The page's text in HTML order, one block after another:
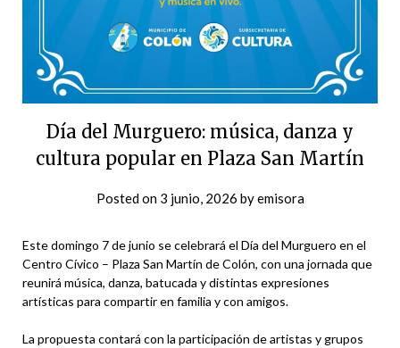
Día del Murguero: música, danza y
cultura popular en Plaza San Martín
Posted on 3 junio, 2026 byemisora
Este domingo 7 de junio se celebrará el Día del Murguero en el
Centro Cívico – Plaza San Martín de Colón, con una jornada que
reunirá música, danza, batucada y distintas expresiones
artísticas para compartir en familia y con amigos.
La propuesta contará con la participación de artistas y grupos